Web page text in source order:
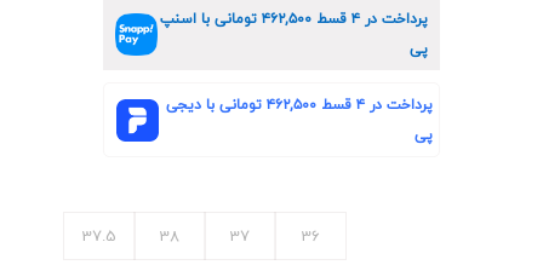
پرداخت در ۴ قسط ۴۶۲,۵۰۰تومانی با اسنپ
پی
پرداخت در ۴ قسط ۴۶۲,۵۰۰تومانی با دیجی
پی
36
37
38
37.5